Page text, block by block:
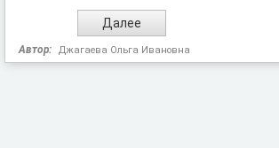
Автор: Джагаева Ольга Ивановна